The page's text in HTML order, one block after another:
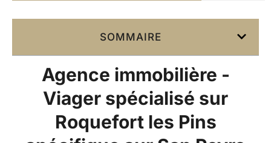
SOMMAIRE
Agence immobilière -
Viager spécialisé sur
Roquefort les Pins